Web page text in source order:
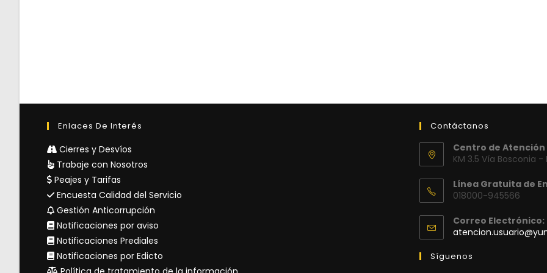
Enlaces De Interés
Cierres y Desvíos
Trabaje con Nosotros
Peajes y Tarifas
Encuesta Calidad del Servicio
Gestión Anticorrupción
Notificaciones por aviso
Notificaciones Prediales
Notificaciones por Edicto
Contáctanos
Centro de Atención
KM 3.5 Vía Bosconia -
Línea Gratuita de
018000-945566
Correo Electrónico:
Síguenos